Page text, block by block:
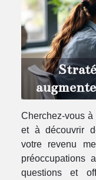
Cherchez-vous
et à découvrir
votre revenu
préoccupations
questions et